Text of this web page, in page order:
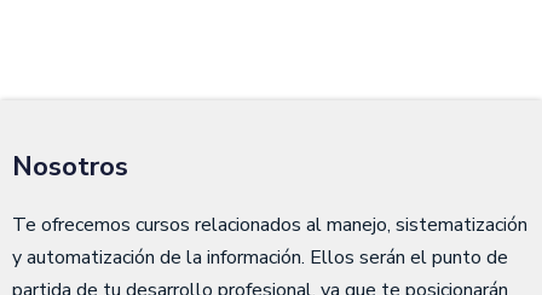
Nosotros
Te ofrecemos cursos relacionados al manejo, sistematización
y automatización de la información. Ellos serán el punto de